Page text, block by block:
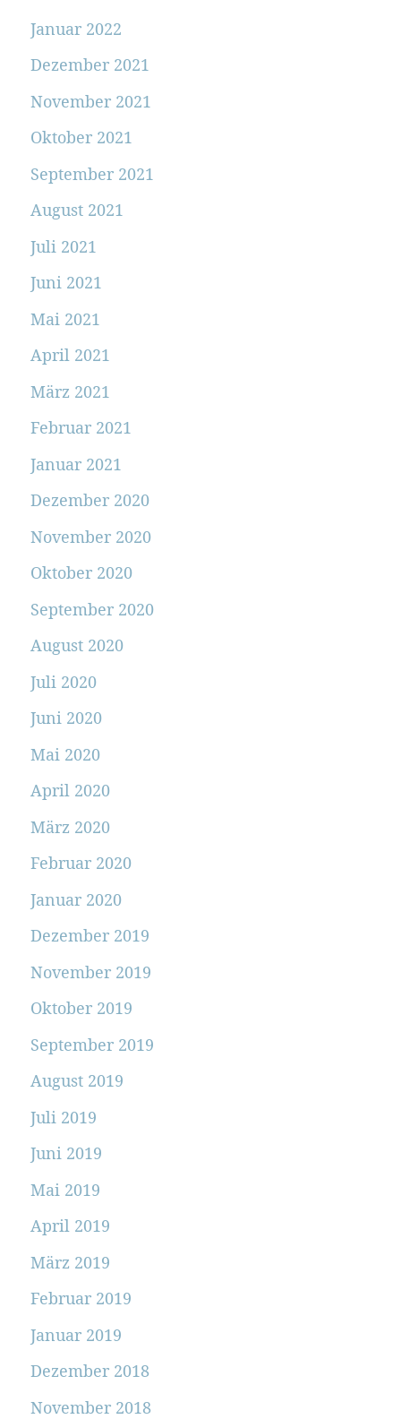
Januar 2022
Dezember 2021
November 2021
Oktober 2021
September 2021
August 2021
Juli 2021
Juni 2021
Mai 2021
April 2021
März 2021
Februar 2021
Januar 2021
Dezember 2020
November 2020
Oktober 2020
September 2020
August 2020
Juli 2020
Juni 2020
Mai 2020
April 2020
März 2020
Februar 2020
Januar 2020
Dezember 2019
November 2019
Oktober 2019
September 2019
August 2019
Juli 2019
Juni 2019
Mai 2019
April 2019
März 2019
Februar 2019
Januar 2019
Dezember 2018
November 2018